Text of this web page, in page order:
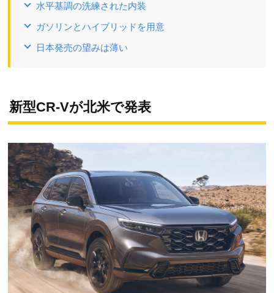
水平基調の洗練された内装
ガソリンとハイブリッドを用意
日本発売の望みは薄い
新型CR-Vが北米で発表